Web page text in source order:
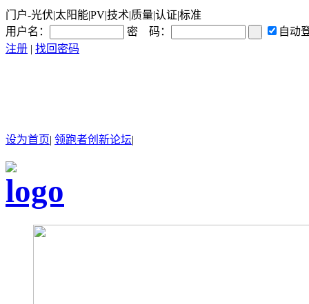
门户-光伏|太阳能|PV|技术|质量|认证|标准
用户名：
密 码：
自动
注册 | 找回密码
设为首页| 领跑者创新论坛|